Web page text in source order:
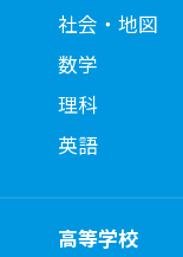
社会・地図
数学
理科
英語
高等学校